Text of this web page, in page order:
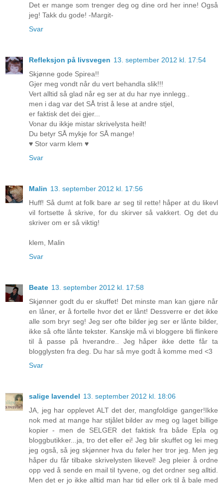
Det er mange som trenger deg og dine ord her inne! Også
jeg! Takk du gode! -Margit-
Svar
Refleksjon på livsvegen 13. september 2012 kl. 17:54
Skjønne gode Spirea!!
Gjer meg vondt når du vert behandla slik!!!
Vert alltid så glad når eg ser at du har nye innlegg..
men i dag var det SÅ trist å lese at andre stjel,
er faktisk det dei gjer...
Vonar du ikkje mistar skrivelysta heilt!
Du betyr SÅ mykje for SÅ mange!
♥ Stor varm klem ♥
Svar
Malin 13. september 2012 kl. 17:56
Huff! Så dumt at folk bare ar seg til rette! håper at du likevl
vil fortsette å skrive, for du skirver så vakkert. Og det du
skriver om er så viktig!
klem, Malin
Svar
Beate 13. september 2012 kl. 17:58
Skjønner godt du er skuffet! Det minste man kan gjøre når
en låner, er å fortelle hvor det er lånt! Dessverre er det ikke
alle som bryr seg! Jeg ser ofte bilder jeg ser er lånte bilder,
ikke så ofte lånte tekster. Kanskje må vi bloggere bli flinkere
til å passe på hverandre.. Jeg håper ikke dette får ta
blogglysten fra deg. Du har så mye godt å komme med <3
Svar
salige lavendel 13. september 2012 kl. 18:06
JA, jeg har opplevet ALT det der, mangfoldige ganger!Ikke
nok med at mange har stjålet bilder av meg og laget billige
kopier - men de SELGER det faktisk fra både Epla og
bloggbutikker...ja, tro det eller ei! Jeg blir skuffet og lei meg
jeg også, så jeg skjønner hva du føler her tror jeg. Men jeg
håper du får tilbake skrivelysten likevel! Jeg pleier å ordne
opp ved å sende en mail til tyvene, og det ordner seg alltid.
Men det er jo ikke alltid man har tid eller ork til å bale med